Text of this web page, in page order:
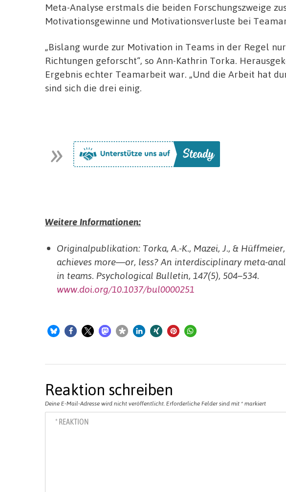
Meta-Analyse erstmals die beiden Forschungszweige
Motivationsgewinne und Motivationsverluste bei
„Bislang wurde zur Motivation in Teams in der Regel
Richtungen geforscht“, so Ann-Kathrin Torka.
Ergebnis echter Teamarbeit war. „Und die Arbeit hat
sind sich die drei einig.
Weitere Informationen:
Originalpublikation: Torka, A.-K., Mazei, J., &
achieves more—or, less? An interdisciplinary meta-
in teams. Psychological Bulletin, 147(5), 504–534.
www.doi.org/10.1037/bul0000251
Reaktion schreiben
Deine E-Mail-Adresse wird nicht veröffentlicht. Erforderliche Felder sind mit * markiert